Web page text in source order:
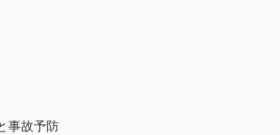
事故予防